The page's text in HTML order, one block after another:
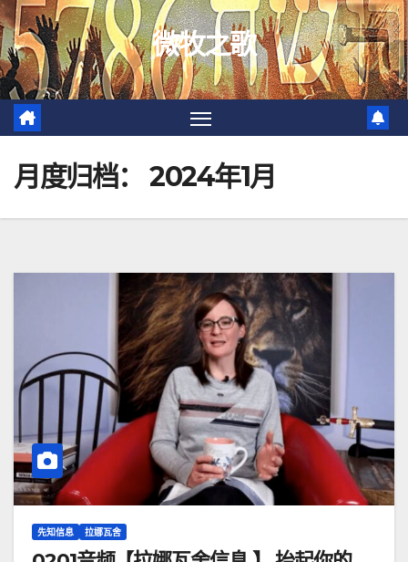
跳
至
内
容
微牧之歌
月度归档： 2024年1月
先知信息 拉娜瓦舍